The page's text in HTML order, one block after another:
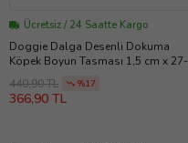
Ücretsiz / 24 Saatte Kargo
Doggie Dalga Desenli Dokuma
Köpek Boyun Tasması 1,5 cm x 27-
440,90 TL %17
366,90 TL